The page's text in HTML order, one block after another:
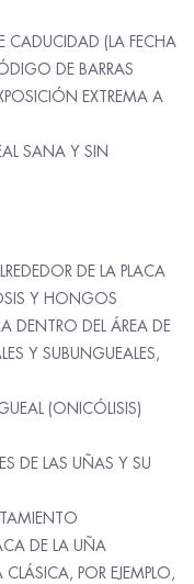
CADUCIDAD (LA FECHA
DE BARRAS
EXTREMA A
SANA Y SIN
DE LA PLACA
Y HONGOS
DENTRO DEL ÁREA DE
Y SUBUNGUEALES,
(ONICÓLISIS)
DE LAS UÑAS Y SU
DE LA UÑA
POR EJEMPLO,